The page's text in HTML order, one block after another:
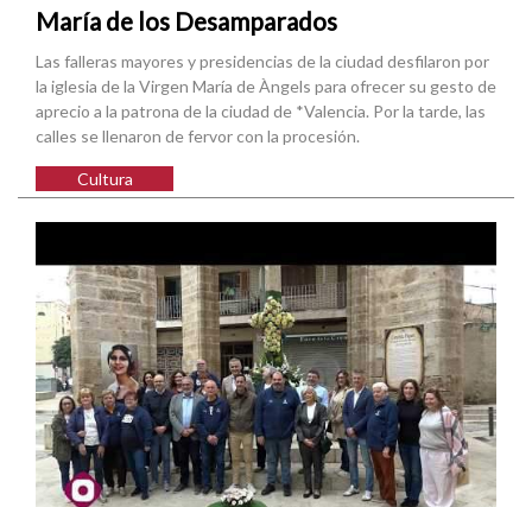
María de los Desamparados
Las falleras mayores y presidencias de la ciudad desfilaron por
la iglesia de la Virgen María de Àngels para ofrecer su gesto de
aprecio a la patrona de la ciudad de *Valencia. Por la tarde, las
calles se llenaron de fervor con la procesión.
Cultura